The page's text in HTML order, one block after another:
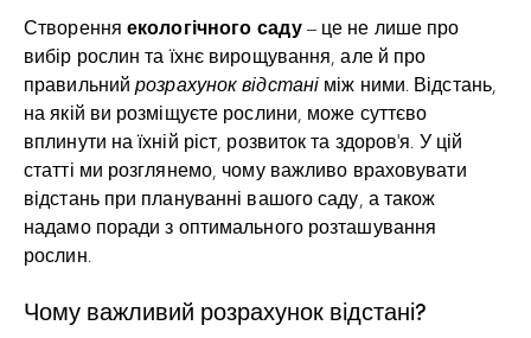
Створення екологічного саду– це не лише про
вибір рослин та їхнє вирощування, але й про
правильнийрозрахунок відстані між ними. Відстань,
на якій ви розміщуєте рослини, може суттєво
вплинути на їхній ріст, розвиток та здоров’я. У цій
статті ми розглянемо, чому важливо враховувати
відстань при плануванні вашого саду, а також
надамо поради з оптимального розташування
рослин.
Чому важливий розрахунок відстані?